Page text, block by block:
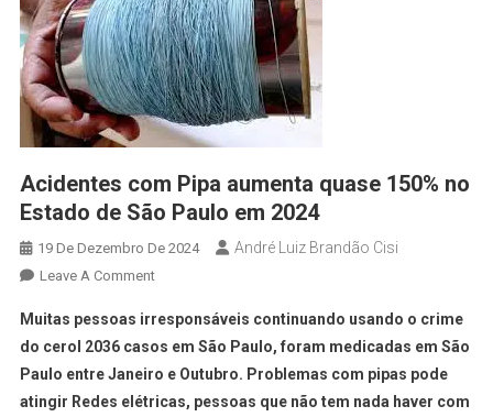
Acidentes com Pipa aumenta quase 150% no
Estado de São Paulo em 2024
19 De Dezembro De 2024 André Luiz Brandão Cisi
Leave A Comment
Muitas pessoas irresponsáveis continuando usando o crime
do cerol 2036 casos em São Paulo, foram medicadas em São
Paulo entre Janeiro e Outubro. Problemas com pipas pode
atingir Redes elétricas, pessoas que não tem nada haver com